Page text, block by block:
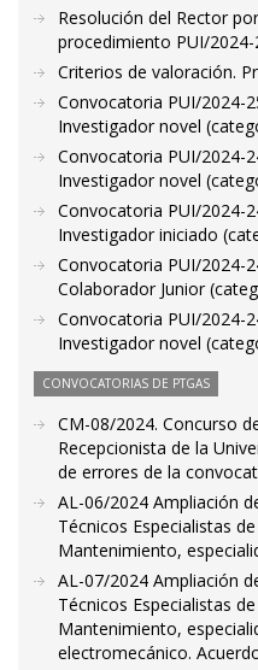
Resolución del Rector
procedimiento PUI/2024-
Criterios de valoración.
Convocatoria PUI/2024-
Investigador novel
Convocatoria PUI/2024-
Investigador novel
Convocatoria PUI/2024-
Investigador iniciado
Convocatoria PUI/2024-
Colaborador Junior
Convocatoria PUI/2024-
Investigador novel
CONVOCATORIAS DE PTGAS
CM-08/2024. Concurso
Recepcionista de la
de errores de la
AL-06/2024 Ampliación
Técnicos Especialistas
Mantenimiento,
AL-07/2024 Ampliación
Técnicos Especialistas
Mantenimiento,
electromecánico.